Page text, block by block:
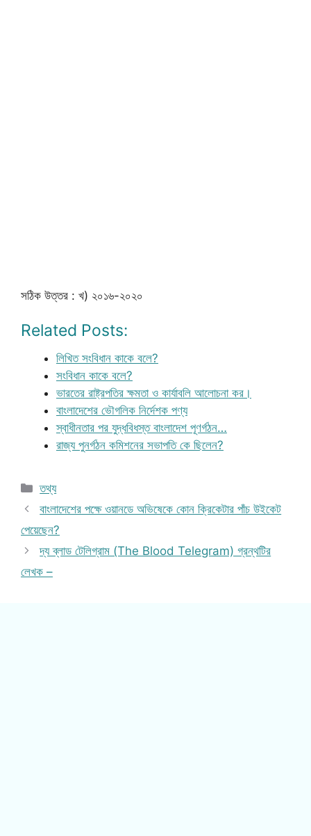
সঠিক উত্তর : খ) ২০১৬-২০২০
Related Posts:
লিখিত সংবিধান কাকে বলে?
সংবিধান কাকে বলে?
ভারতের রাষ্ট্রপতির ক্ষমতা ও কার্যাবলি আলোচনা কর।
বাংলাদেশের ভৌগলিক নির্দেশক পণ্য
স্বাধীনতার পর যুদ্ধবিধস্ত বাংলাদেশ পূণর্গঠন…
রাজ্য পুনর্গঠন কমিশনের সভাপতি কে ছিলেন?
Categories
তথ্য
বাংলাদেশের পক্ষে ওয়ানডে অভিষেকে কোন ক্রিকেটার পাঁচ উইকেট
পেয়েছেন?
দ্য ব্লাড টেলিগ্রাম (The Blood Telegram) গ্রন্থটির
লেখক –